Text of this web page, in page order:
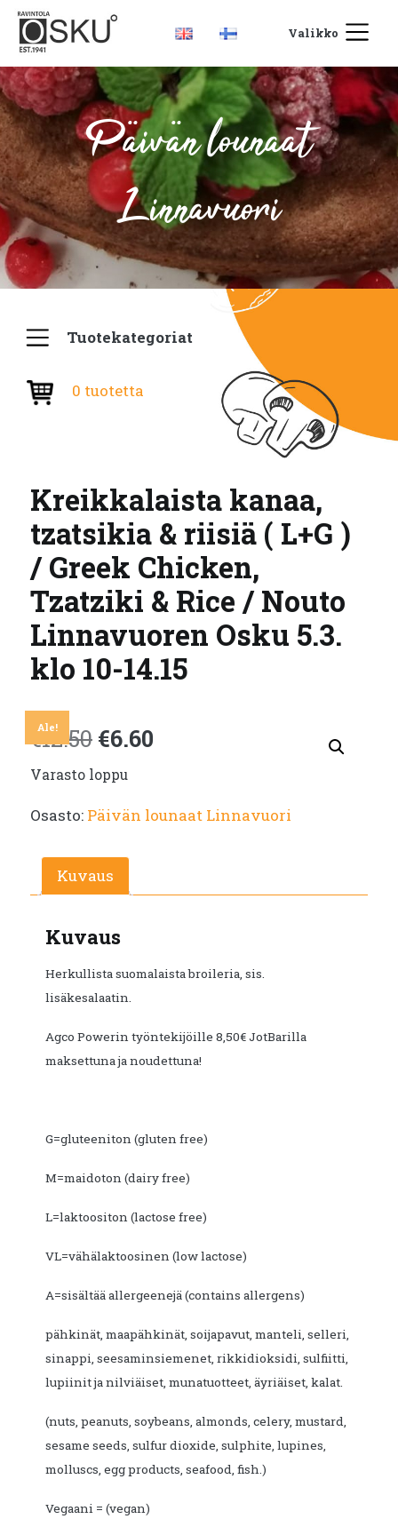
Valikko
Päivän lounaat
Linnavuori
Tuotekategoriat
0 tuotetta
Kreikkalaista kanaa,
tzatsikia & riisiä ( L+G )
/ Greek Chicken,
Tzatziki & Rice / Nouto
Linnavuoren Osku 5.3.
klo 10-14.15
Ale!
€12.50 Alkuperäinen
hinta
oli:
€12.50.
€6.60
on:
Varasto loppu
Osasto: Päivän lounaat Linnavuori
Kuvaus
Kuvaus
Herkullista suomalaista broileria, sis.
lisäkesalaatin.
Agco Powerin työntekijöille 8,50€ JotBarilla
maksettuna ja noudettuna!
G=gluteeniton (gluten free)
M=maidoton (dairy free)
L=laktoositon (lactose free)
VL=vähälaktoosinen (low lactose)
A=sisältää allergeenejä (contains allergens)
pähkinät, maapähkinät, soijapavut, manteli, selleri,
sinappi, seesaminsiemenet, rikkidioksidi, sulfiitti,
lupiinit ja nilviäiset, munatuotteet, äyriäiset, kalat.
(nuts, peanuts, soybeans, almonds, celery, mustard,
sesame seeds, sulfur dioxide, sulphite, lupines,
molluscs, egg products, seafood, fish.)
Vegaani = (vegan)